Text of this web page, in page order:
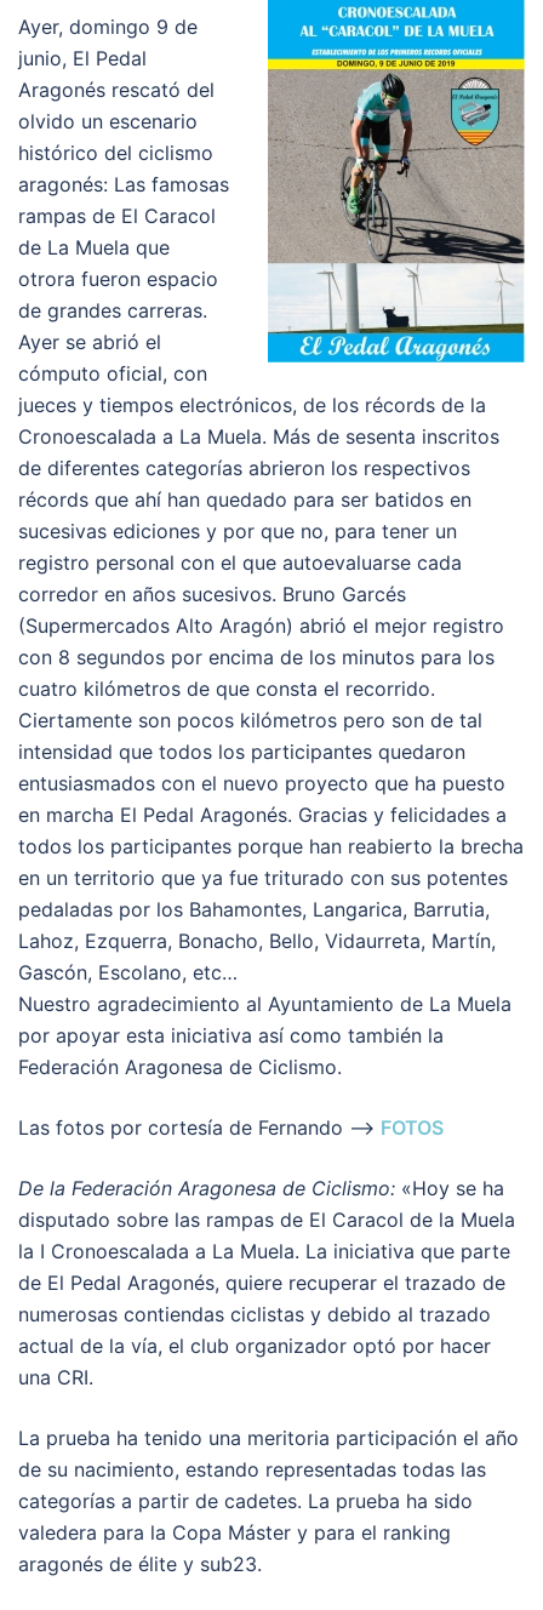
Ayer, domingo 9 de
junio, El Pedal
Aragonés rescató del
olvido un escenario
histórico del ciclismo
aragonés: Las famosas
rampas de El Caracol
de La Muela que
otrora fueron espacio
de grandes carreras.
Ayer se abrió el
cómputo oficial, con
jueces y tiempos electrónicos, de los récords de la
Cronoescalada a La Muela. Más de sesenta inscritos
de diferentes categorías abrieron los respectivos
récords que ahí han quedado para ser batidos en
sucesivas ediciones y por que no, para tener un
registro personal con el que autoevaluarse cada
corredor en años sucesivos. Bruno Garcés
(Supermercados Alto Aragón) abrió el mejor registro
con 8 segundos por encima de los minutos para los
cuatro kilómetros de que consta el recorrido.
Ciertamente son pocos kilómetros pero son de tal
intensidad que todos los participantes quedaron
entusiasmados con el nuevo proyecto que ha puesto
en marcha El Pedal Aragonés. Gracias y felicidades a
todos los participantes porque han reabierto la brecha
en un territorio que ya fue triturado con sus potentes
pedaladas por los Bahamontes, Langarica, Barrutia,
Lahoz, Ezquerra, Bonacho, Bello, Vidaurreta, Martín,
Gascón, Escolano, etc…
Nuestro agradecimiento al Ayuntamiento de La Muela
por apoyar esta iniciativa así como también la
Federación Aragonesa de Ciclismo.
Las fotos por cortesía de Fernando –> FOTOS
De la Federación Aragonesa de Ciclismo: «Hoy se ha
disputado sobre las rampas de El Caracol de la Muela
la I Cronoescalada a La Muela. La iniciativa que parte
de El Pedal Aragonés, quiere recuperar el trazado de
numerosas contiendas ciclistas y debido al trazado
actual de la vía, el club organizador optó por hacer
una CRI.
La prueba ha tenido una meritoria participación el año
de su nacimiento, estando representadas todas las
categorías a partir de cadetes. La prueba ha sido
valedera para la Copa Máster y para el ranking
aragonés de élite y sub23.